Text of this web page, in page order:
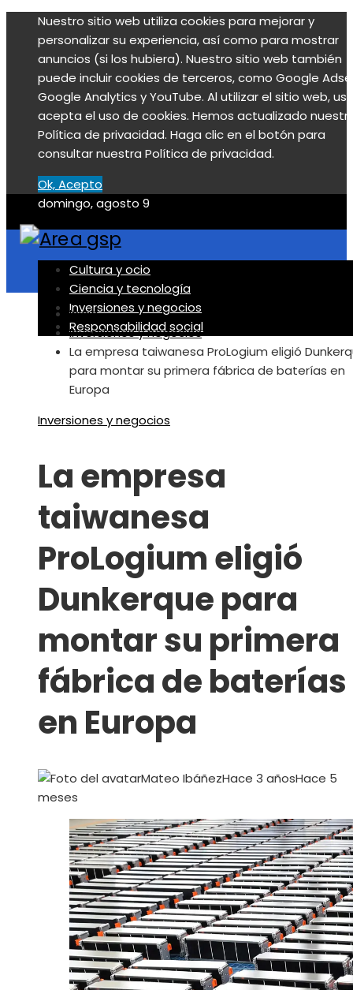
Nuestro sitio web utiliza cookies para mejorar y
personalizar su experiencia, así como para mostrar
anuncios (si los hubiera). Nuestro sitio web también
puede incluir cookies de terceros, como Google
Google Analytics y YouTube. Al utilizar el sitio web,
acepta el uso de cookies. Hemos actualizado
Política de privacidad. Haga clic en el botón para
consultar nuestra Política de privacidad.
Ok, Acepto
domingo, agosto 9
Cultura y ocio
Ciencia y tecnología
Inversiones y negocios
Responsabilidad social
Inicio
Inversiones y negocios
La empresa taiwanesa ProLogium eligió
para montar su primera fábrica de baterías en
Europa
Inversiones y negocios
La empresa
taiwanesa
ProLogium eligió
Dunkerque para
montar su primera
fábrica de baterías
en Europa
Mateo IbáñezHace 3 añosHace 5
meses